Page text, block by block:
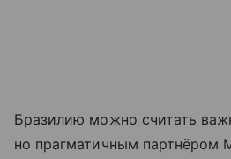
Бразилию можно считать
но прагматичным партнёром